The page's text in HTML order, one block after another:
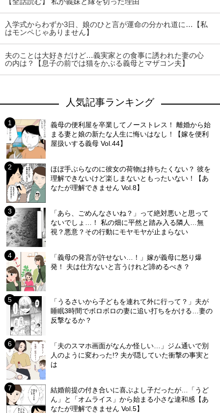
入学式からわずか3日、娘のひと言が運命の分かれ道に…【私
はモンペじゃありません】
夫のことは大好きだけど…義実家との食事に誘われた妻の心
の内は？【息子の前では猫をかぶる義母とマザコン夫】
人気記事ランキング
義母の便利屋を卒業してノーストレス！ 離婚から始
まる妻と娘の新たな人生に悔いはなし！【嫁を便利
屋扱いする義母 Vol.44】
ほぼ手ぶらなのに彼女の荷物は持ちたくない？ 彼を
理解できないけど楽しまないともったいない！【あ
なたが理解できません Vol.8】
「あら、ごめんなさいね？」って絶対悪いと思って
ないでしょ…！ 私の畑に平然と踏み入る隣人…無
視？悪意？その行動にモヤモヤが止まらない
「義母の発言が許せない…！」嫁が義母に怒り爆
発！ 夫は仕方ないと言うけれど諦めるべき？
「うるさいから子どもを連れて外に行って？」夫が
睡眠3時間でボロボロの妻に追い打ちをかける…妻の
反撃なるか？
「夫のスマホ画面がなんか怪しい…」ジム通いで別
人のように変わった!? 夫が隠していた衝撃の事実と
は
結婚前提の付き合いに喜ぶよし子だったが…「うど
ん」と「オムライス」から始まる小さな違和感【あ
なたが理解できません Vol.5】